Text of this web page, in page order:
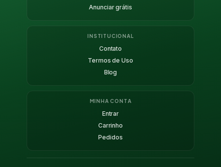
Anunciar grátis
INSTITUCIONAL
Contato
Termos de Uso
Blog
MINHA CONTA
Entrar
Carrinho
Pedidos